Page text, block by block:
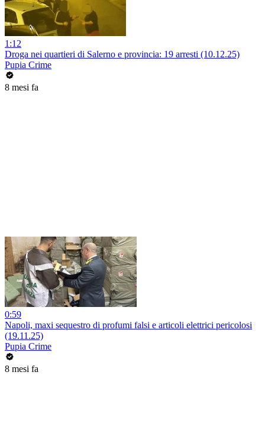
1:12
Droga nei quartieri di Salerno e provincia: 19 arresti (10.12.25)
Pupia Crime
8 mesi fa
0:59
Napoli, maxi sequestro di profumi falsi e articoli elettrici pericolosi
(19.11.25)
Pupia Crime
8 mesi fa